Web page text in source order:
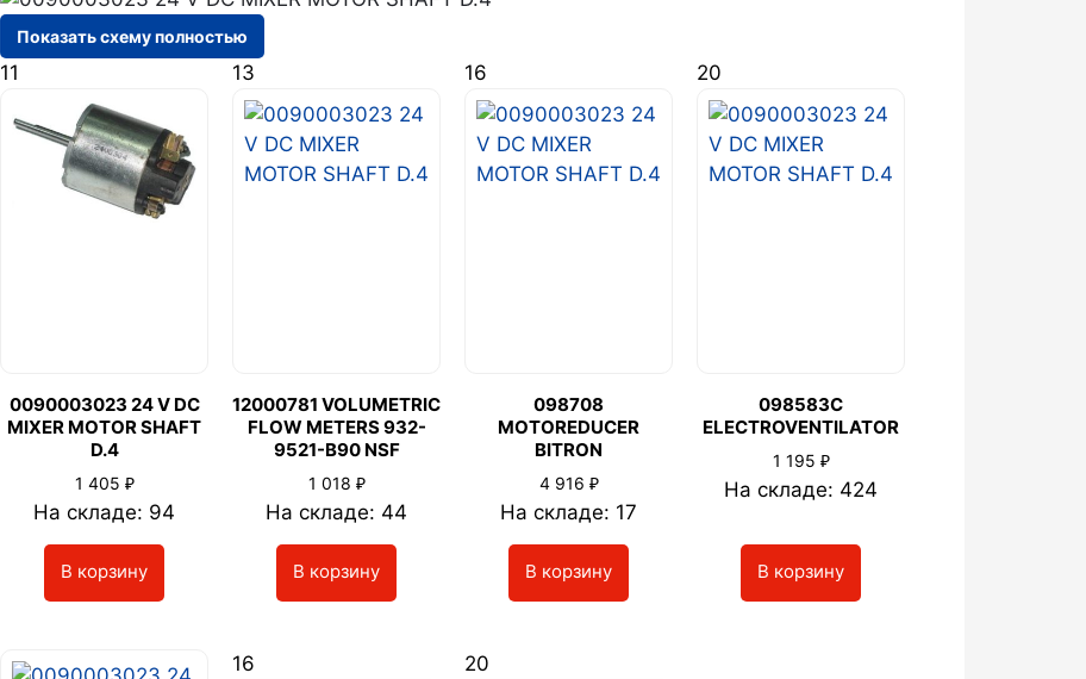
Показать схему полностью
11
0090003023 24 V DC
MIXER MOTOR SHAFT
D.4
1 405 ₽
На складе: 94
В корзину
13
12000781 VOLUMETRIC
FLOW METERS 932-
9521-B90 NSF
1 018 ₽
На складе: 44
В корзину
16
098708
MOTOREDUCER
BITRON
4 916 ₽
На складе: 17
В корзину
20
098583C
ELECTROVENTILATOR
1 195 ₽
На складе: 424
В корзину
16 20